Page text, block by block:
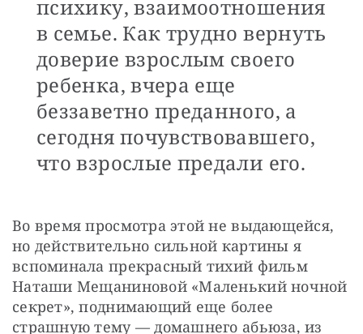
психику, взаимоотношения
в семье. Как трудно вернуть
доверие взрослым своего
ребенка, вчера еще
беззаветно преданного, а
сегодня почувствовавшего,
что взрослые предали его.
Во время просмотра этой не выдающейся,
но действительно сильной картины я
вспоминала прекрасный тихий фильм
Наташи Мещаниновой «Маленький ночной
секрет», поднимающий еще более
страшную тему — домашнего абьюза, из